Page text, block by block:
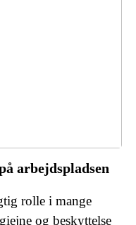
arbejdspladsen
rolle i mange
og beskyttelse